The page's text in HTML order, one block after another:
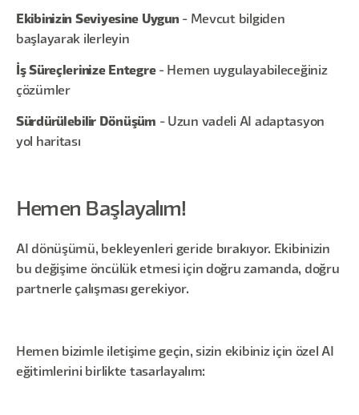
Ekibinizin Seviyesine Uygun - Mevcut bilgiden
başlayarak ilerleyin
İş Süreçlerinize Entegre- Hemen uygulayabileceğiniz
çözümler
Sürdürülebilir Dönüşüm - Uzun vadeli AI adaptasyon
yol haritası
Hemen Başlayalım!
AI dönüşümü, bekleyenleri geride bırakıyor. Ekibinizin
bu değişime öncülük etmesi için doğru zamanda, doğru
partnerle çalışması gerekiyor.
Hemen bizimle iletişime geçin, sizin ekibiniz için özel AI
eğitimlerini birlikte tasarlayalım: